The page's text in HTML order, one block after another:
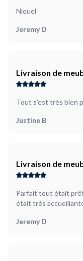
Niquel
Jeremy D
Livraison de
petit frigo,
Tout s’est très bien
Justine B
Livraison de
petit frigo,
Parfait tout était
était très
Jeremy D